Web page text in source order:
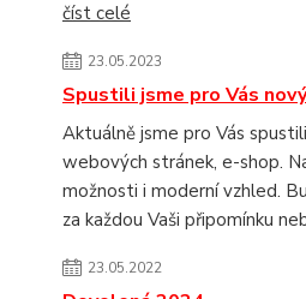
číst celé
23.05.2023
Spustili jsme pro Vás
Aktuálně jsme pro Vás
webových stránek, e-shop.
možnosti i moderní vzhled.
za každou Vaši připomínku
23.05.2022